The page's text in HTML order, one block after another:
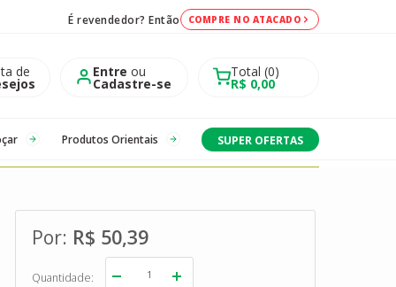
É revendedor? Então COMPRE NO ATACADO
de Entre ou
Cadastre-se
Total 0
R$ 0,00
Produtos Orientais SUPER OFERTAS
R$ 50,39
Quantidade